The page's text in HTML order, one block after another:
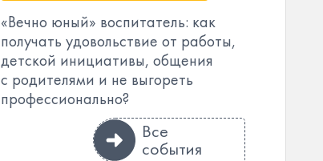
«Вечно юный» воспитатель: как
получать удовольствие от работы,
детской инициативы, общения
с родителями и не выгореть
профессионально?
Все
события